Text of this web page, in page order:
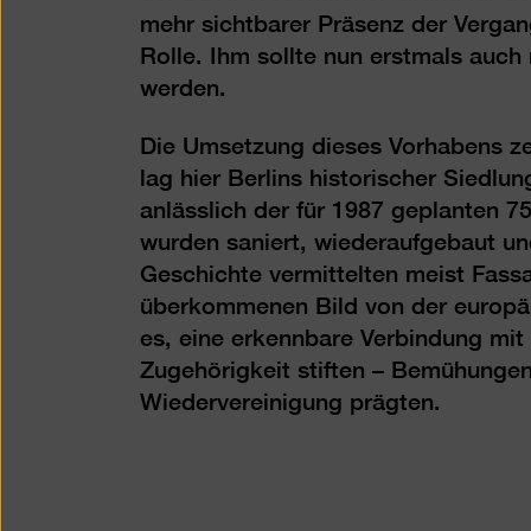
mehr sichtbarer Präsenz der
Rolle. Ihm sollte nun erstmals
werden.
Die Umsetzung dieses Vorhabens
lag hier Berlins historischer
anlässlich der für 1987 geplanten
wurden saniert, wiederaufgebaut
Geschichte vermittelten meist
überkommenen Bild von der
es, eine erkennbare Verbindung
Zugehörigkeit stiften –
Wiedervereinigung prägten.